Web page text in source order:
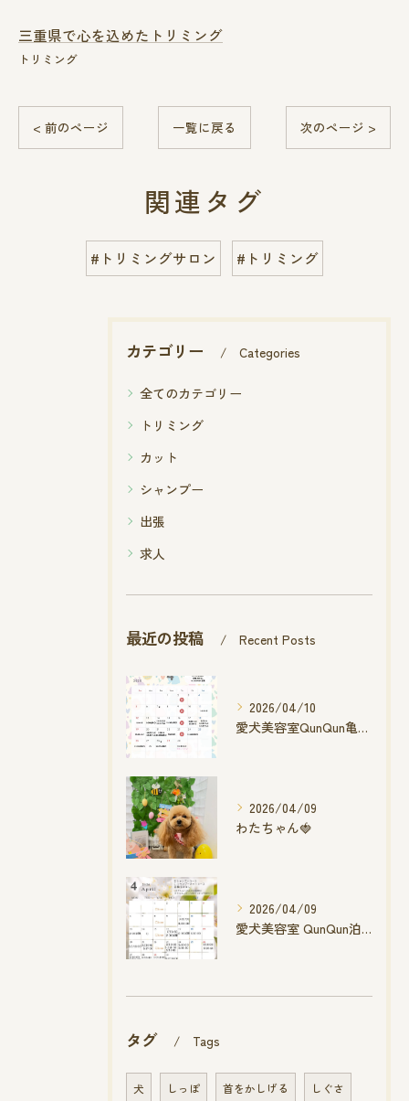
三重県で心を込めたトリミング
トリミング
< 前のページ 一覧に戻る 次のページ >
関連タグ
#トリミングサロン #トリミング
カテゴリー Categories
全てのカテゴリー
トリミング
カット
シャンプー
出張
求人
最近の投稿 Recent Posts
2026/04/10
愛犬美容室QunQun亀山エコー店
2026/04/09
わたちゃん🍓
2026/04/09
愛犬美容室 QunQun泊店 4月空き状況です
タグ Tags
犬 しっぽ 首をかしげる しぐさ